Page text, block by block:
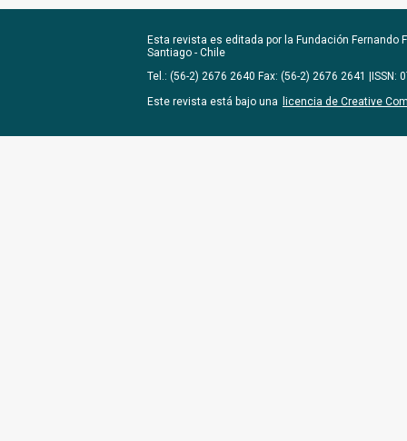
Esta revista es editada por la Fundación Fernando
Santiago - Chile
Tel.: (56-2) 2676 2640 Fax: (56-2) 2676 2641 |ISSN:
Este revista está bajo una
licencia de Creative